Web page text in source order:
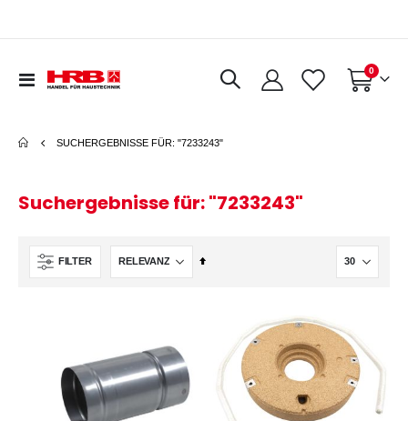
Navigation
Warenkorb
0Artikel
SUCHERGEBNISSE FÜR: "7233243"
Suchergebnisse für: "7233243"
FILTER
In